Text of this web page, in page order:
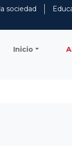
sociedad
Inicio